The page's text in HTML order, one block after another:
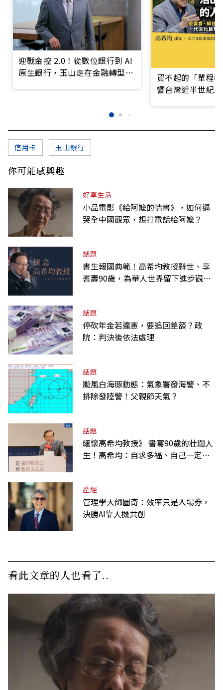
迎戰金控 2.0！從數位銀行到 AI
原生銀行，玉山走在金融轉型最
買不起的「單程
響台灣近半世紀
信用卡 玉山銀行
你可能感興趣
好享生活
小品電影《給阿嬤的情書》，如何逼
哭全中國觀眾，想打電話給阿嬤？
話題
書生報國典範！高希均教授辭世、享
耆壽90歲，為華人世界留下進步觀念
話題
停砍年金若違憲，要追回差額？政
院：判決後依法處理
話題
颱風白海豚動態：氣象署發海警、不
排除發陸警！父親節天氣？
話題
緬懷高希均教授》 書寫90歲的壯闊人
生！高希均：自求多福、自己一定要
產經
管理學大師圖奇：效率只是入場券，
決勝AI靠人機共創
看此文章的人也看了..